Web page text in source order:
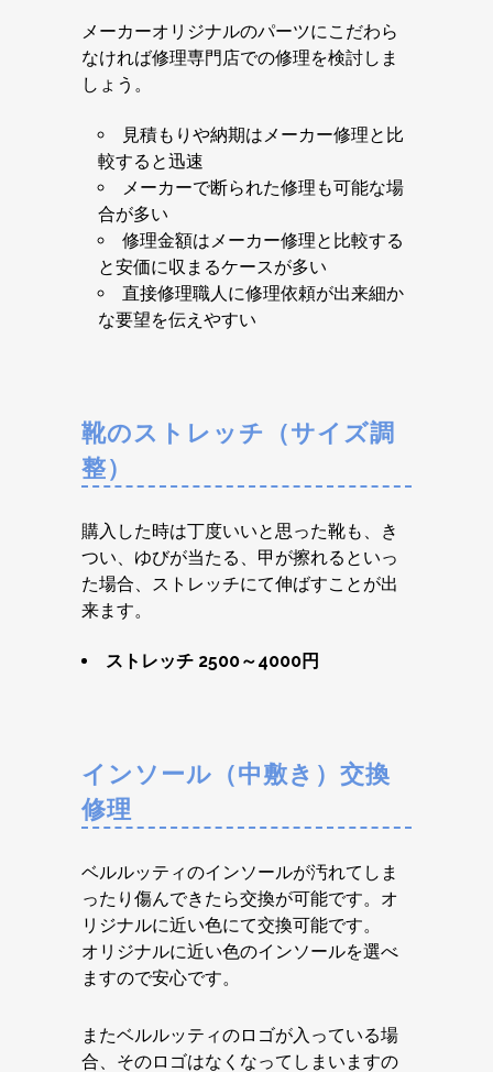
メーカーオリジナルのパーツにこだわら
なければ修理専門店での修理を検討しま
しょう。
見積もりや納期はメーカー修理と比
較すると迅速
メーカーで断られた修理も可能な場
合が多い
修理金額はメーカー修理と比較する
と安価に収まるケースが多い
直接修理職人に修理依頼が出来細か
な要望を伝えやすい
靴のストレッチ（サイズ調
整）
購入した時は丁度いいと思った靴も、き
つい、ゆびが当たる、甲が擦れるといっ
た場合、ストレッチにて伸ばすことが出
来ます。
ストレッチ 2500～4000円
インソール（中敷き）交換
修理
ベルルッティのインソールが汚れてしま
ったり傷んできたら交換が可能です。オ
リジナルに近い色にて交換可能です。
オリジナルに近い色のインソールを選べ
ますので安心です。
またベルルッティのロゴが入っている場
合、そのロゴはなくなってしまいますの